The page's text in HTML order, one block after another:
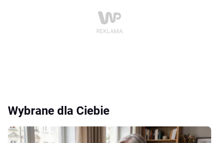
Wybrane dla Ciebie